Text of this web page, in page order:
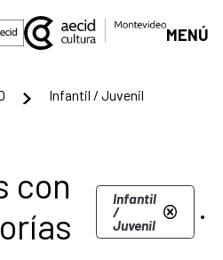
MENÚ
Infantil / Juvenil
de
con
Infantil
/
Juvenil .